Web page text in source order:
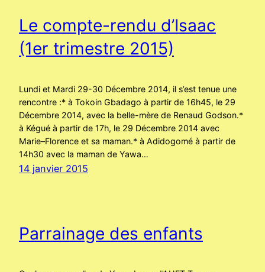
Le compte-rendu d’Isaac
(1er trimestre 2015)
Lundi et Mardi 29-30 Décembre 2014, il s’est tenue une
rencontre :* à Tokoin Gbadago à partir de 16h45, le 29
Décembre 2014, avec la belle-mère de Renaud Godson.*
à Kégué à partir de 17h, le 29 Décembre 2014 avec
Marie–Florence et sa maman.* à Adidogomé à partir de
14h30 avec la maman de Yawa…
14 janvier 2015
Parrainage des enfants